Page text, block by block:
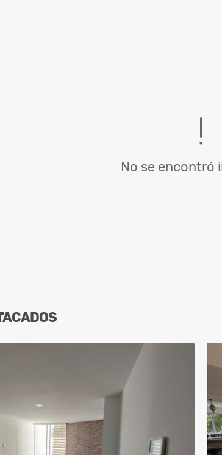
No se encontró